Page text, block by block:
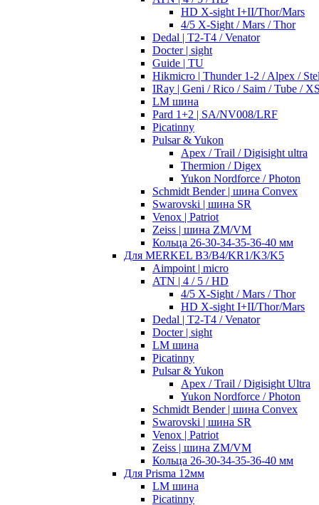
HD X-sight I+II/Thor/Mars
4/5 X-Sight / Mars / Thor
Dedal | T2-T4 / Venator
Docter | sight
Guide | TU
Hikmicro | Thunder 1-2 / Alpex /
IRay | Geni / Rico / Saim / Tube /
LM шина
Pard 1+2 | SA/NV008/LRF
Picatinny
Pulsar & Yukon
Apex / Trail / Digisight ultra
Thermion / Digex
Yukon Nordforce / Photon
Schmidt Bender | шина Convex
Swarovski | шина SR
Venox | Patriot
Zeiss | шина ZM/VM
Кольца 26-30-34-35-36-40 мм
Для MERKEL B3/B4/KR1/K3/K5
Aimpoint | micro
ATN | 4 / 5 / HD
4/5 X-Sight / Mars / Thor
HD X-sight I+II/Thor/Mars
Dedal | T2-T4 / Venator
Docter | sight
LM шина
Picatinny
Pulsar & Yukon
Apex / Trail / Digisight Ultra
Yukon Nordforce / Photon
Schmidt Bender | шина Convex
Swarovski | шина SR
Venox | Patriot
Zeiss | шина ZM/VM
Кольца 26-30-34-35-36-40 мм
Для Prisma 12мм
LM шина
Picatinny